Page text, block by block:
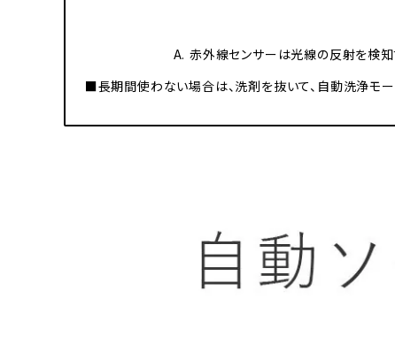
A. 赤外線センサーは光線の反射を検知
■長期間使わない場合は、洗剤を抜いて、自動洗浄モー